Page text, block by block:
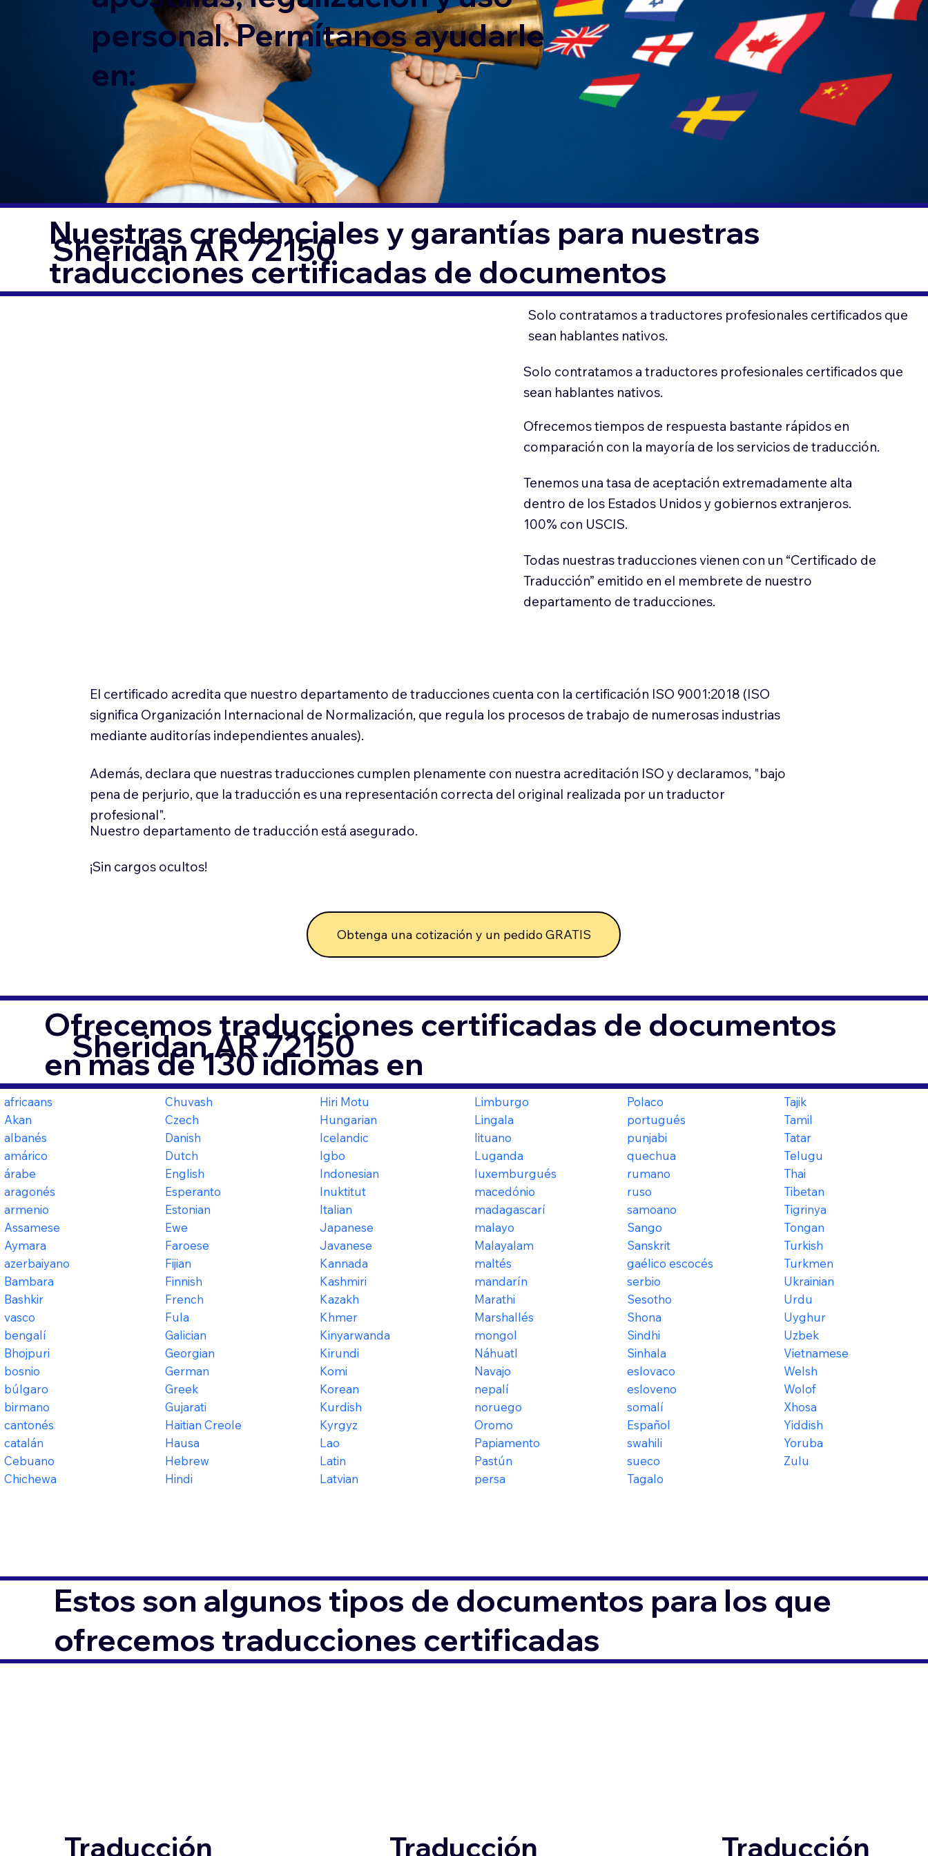
personal. Permítanos ayudarle
en:
Nuestras credenciales y garantías para nuestras
traducciones certificadas de documentos
Sheridan AR 72150
Solo contratamos a traductores profesionales certificados que
sean hablantes nativos.
Solo contratamos a traductores profesionales certificados que
sean hablantes nativos.
Ofrecemos tiempos de respuesta bastante rápidos en
comparación con la mayoría de los servicios de traducción.
Tenemos una tasa de aceptación extremadamente alta
dentro de los Estados Unidos y gobiernos extranjeros.
100% con USCIS.
Todas nuestras traducciones vienen con un “Certificado de
Traducción” emitido en el membrete de nuestro
departamento de traducciones.
El certificado acredita que nuestro departamento de traducciones cuenta con la certificación ISO 9001:2018 (ISO
significa Organización Internacional de Normalización, que regula los procesos de trabajo de numerosas industrias
mediante auditorías independientes anuales).
Además, declara que nuestras traducciones cumplen plenamente con nuestra acreditación ISO y declaramos, "bajo
pena de perjurio, que la traducción es una representación correcta del original realizada por un traductor
profesional".
Nuestro departamento de traducción está asegurado.
¡Sin cargos ocultos!
Obtenga una cotización y un pedido GRATIS
Ofrecemos traducciones certificadas de documentos
en más de 130 idiomas en
Sheridan AR 72150
africaans
Akan
albanés
amárico
árabe
aragonés
armenio
Assamese
Aymara
azerbaiyano
Bambara
Bashkir
vasco
bengalí
Bhojpuri
bosnio
búlgaro
birmano
cantonés
catalán
Cebuano
Chichewa
Chuvash
Czech
Danish
Dutch
English
Esperanto
Estonian
Ewe
Faroese
Fijian
Finnish
French
Fula
Galician
Georgian
German
Greek
Gujarati
Haitian Creole
Hausa
Hebrew
Hindi
Hiri Motu
Hungarian
Icelandic
Igbo
Indonesian
Inuktitut
Italian
Japanese
Javanese
Kannada
Kashmiri
Kazakh
Khmer
Kinyarwanda
Kirundi
Komi
Korean
Kurdish
Kyrgyz
Lao
Latin
Latvian
Limburgo
Lingala
lituano
Luganda
luxemburgués
macedónio
madagascarí
malayo
Malayalam
maltés
mandarín
Marathi
Marshallés
mongol
Náhuatl
Navajo
nepalí
noruego
Oromo
Papiamento
Pastún
persa
Polaco
portugués
punjabi
quechua
rumano
ruso
samoano
Sango
Sanskrit
gaélico escocés
serbio
Sesotho
Shona
Sindhi
Sinhala
eslovaco
esloveno
somalí
Español
swahili
sueco
Tagalo
Tajik
Tamil
Tatar
Telugu
Thai
Tibetan
Tigrinya
Tongan
Turkish
Turkmen
Ukrainian
Urdu
Uyghur
Uzbek
Vietnamese
Welsh
Wolof
Xhosa
Yiddish
Yoruba
Zulu
Estos son algunos tipos de documentos para los que
ofrecemos traducciones certificadas
Traducción Traducción Traducción